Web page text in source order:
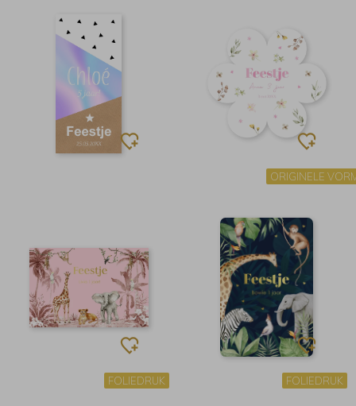
ORIGINELE
FOLIEDRUK FOLIEDRUK